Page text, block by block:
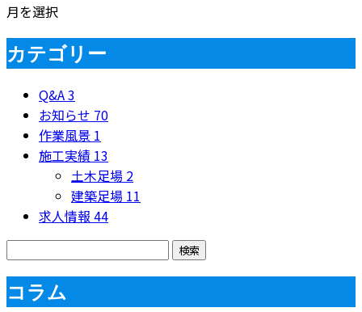
月を選択
カテゴリー
Q&A3
お知らせ 70
作業風景 1
施工実績 13
土木足場 2
建築足場 11
求人情報 44
コラム